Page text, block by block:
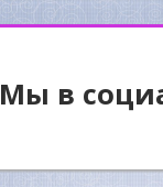
Мы в